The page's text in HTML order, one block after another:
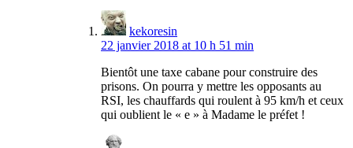
kekoresin
22 janvier 2018 at 10 h 51 min
Bientôt une taxe cabane pour construire des
prisons. On pourra y mettre les opposants au
RSI, les chauffards qui roulent à 95 km/h et ceux
qui oublient le « e » à Madame le préfet !